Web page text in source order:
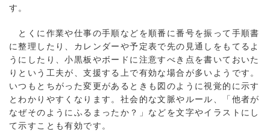
す。
とくに作業や仕事の手順などを順番に番号を振って手順書
に整理したり、カレンダーや予定表で先の見通しをもてるよ
うにしたり、小黒板やボードに注意すべき点を書いておいた
りという工夫が、支援する上で有効な場合が多いようです。
いつもとちがった変更があるときも図のように視覚的に示す
とわかりやすくなります。社会的な文脈やルール、「他者が
なぜそのようにふるまったか？」などを文字やイラストにし
て示すことも有効です。